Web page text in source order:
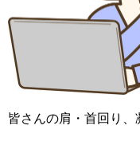
皆さんの肩・首回り、